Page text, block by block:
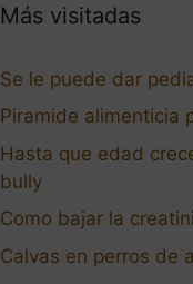
Más visitadas
Se le puede dar
Piramide alimenticia
Hasta que edad
bully
Como bajar la
Calvas en perros de